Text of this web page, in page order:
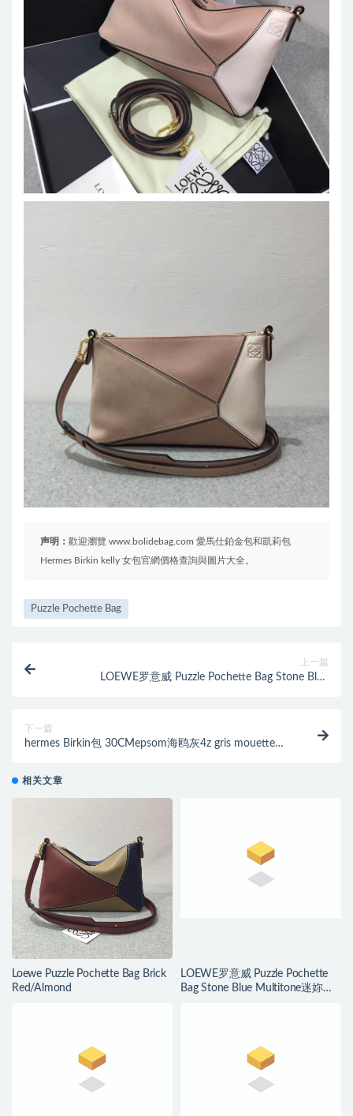
声明： 歡迎瀏覽 www.bolidebag.com 愛馬仕鉑金包和凱莉包
Hermes Birkin kelly 女包官網價格查詢與圖片大全。
Puzzle Pochette Bag
上一篇
LOEWE罗意威 Puzzle Pochette Bag Stone Blue
下一篇
hermes Birkin包 30CMepsom海鸥灰4z gris mouette配
相关文章
Loewe Puzzle Pochette Bag Brick
Red/Almond
LOEWE罗意威 Puzzle Pochette
Bag Stone Blue Multitone迷妳拼